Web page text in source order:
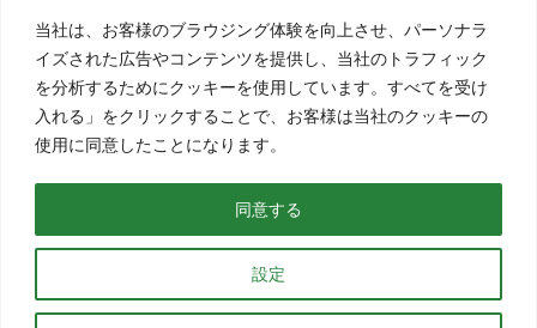
当社は、お客様のブラウジング体験を向上させ、パーソナラ
イズされた広告やコンテンツを提供し、当社のトラフィック
を分析するためにクッキーを使用しています。すべてを受け
入れる」をクリックすることで、お客様は当社のクッキーの
使用に同意したことになります。
設定
同意する
プライバシーポリシー
サイトポリシー